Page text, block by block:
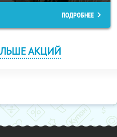
ПОДРОБНЕЕ
АКЦИЙ